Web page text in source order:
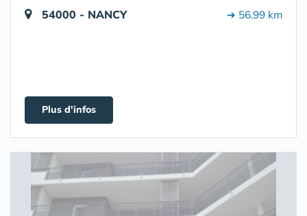
54000 - NANCY ➔ 56.99 km
Plus d'infos